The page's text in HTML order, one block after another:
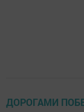
ДОРОГАМИ